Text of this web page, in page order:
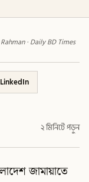
· Daily BD Times
LinkedIn
২ মিনিটে পড়ুন
জামায়াতে